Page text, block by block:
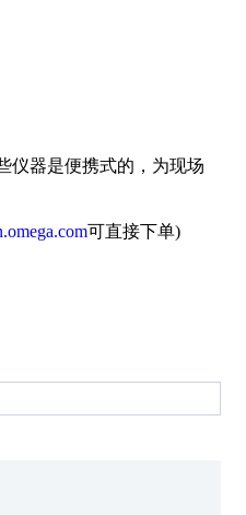
仪器是便携式的，为现场
可直接下单)